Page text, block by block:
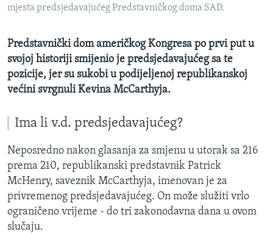
Jezici
mjesta predsjedavajućeg Predstavničkog doma SAD.
Predstavnički dom američkog Kongresa po prvi put u
svojoj historiji smijenio je predsjedavajućeg sa te
pozicije, jer su sukobi u podijeljenoj republikanskoj
većini svrgnuli Kevina McCarthyja.
Ima li v.d. predsjedavajućeg?
Neposredno nakon glasanja za smjenu u utorak sa 216
prema 210, republikanski predstavnik Patrick
McHenry, saveznik McCarthyja, imenovan je za
privremenog predsjedavajućeg. On može služiti vrlo
ograničeno vrijeme - do tri zakonodavna dana u ovom
slučaju.